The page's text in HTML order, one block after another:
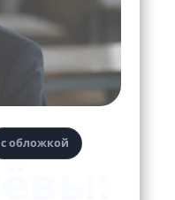
с обложкой